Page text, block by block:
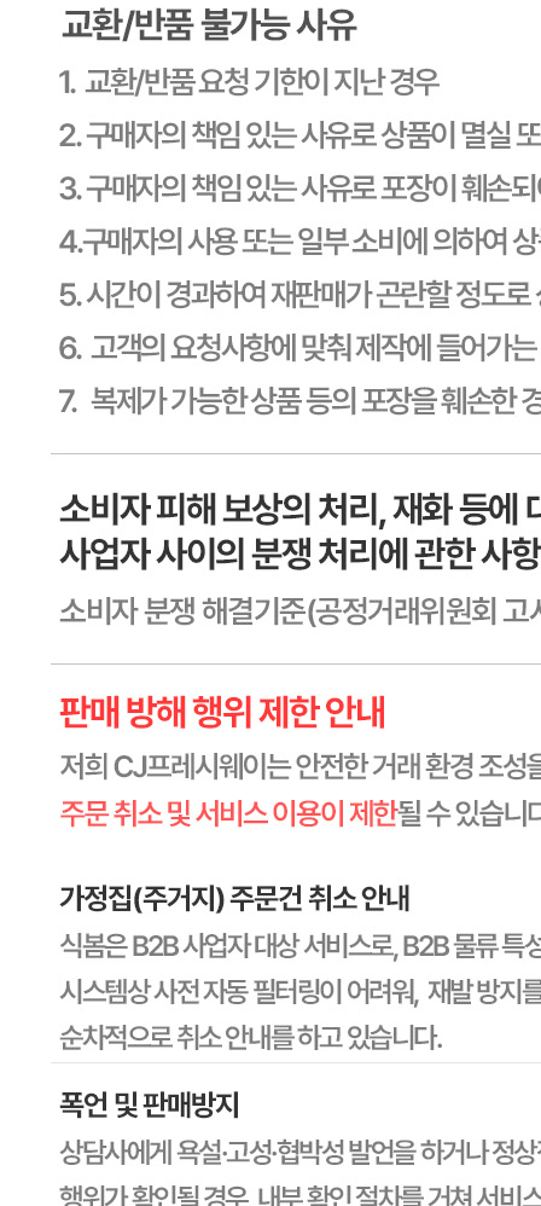
제조연월일
상세페이지참고
소비기한
본 제품은 제품입고일별 유통기한 또는 품질유지기한이 상이
하므로, 필요시 고객센터로 문의하여 주십시오. 제조일로부
터 270일 까지
포장단위별 용량(중량)
상세페이지참고
포장단위별 수량
상세페이지참고
원재료명 및 함량
상세페이지참고
영양성분
상세페이지참고
유전자변형식품에 해당하는 경우의 표시
해당사항 없음
소비자 상담 관련 전화번호
1588-6967
반품/교환 정보
판매자명
CJ프레시웨이
반품/교환
배송비
반품 배송비: 30,000원
교환 배송비: 30,000원
주의사항
미성년자가 체결한 계약은 법정대리인이 동의하지 않은 경우
본인 또는 법정대리인이 취소할 수 있습니다. 식봄에 등록된
판매상품과 상품의 내용은 판매자가 등록한 것으로 (주)마켓
보로는 그 등록내용에 대하여 일체의 책임을 지지 않습니다.
상세 정보 구매 정보 상품 문의
상품 문의 문의글 작성
내 문의만 보기
비밀글 제외